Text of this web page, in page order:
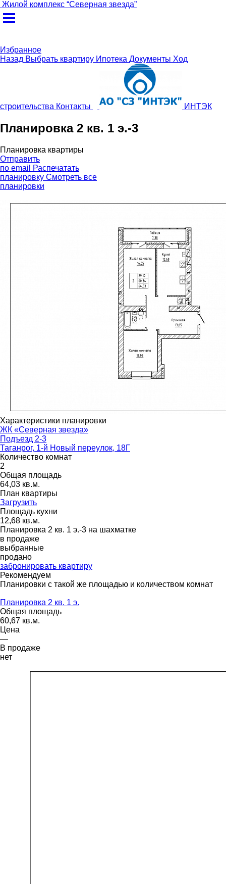
Жилой комплекс “Северная звезда”
Избранное
Назад Выбрать квартиру Ипотека Документы Ход
строительства Контакты ИНТЭК
Планировка 2 кв. 1 э.-3
Планировка квартиры
Отправить
по email
Распечатать
планировку Смотреть все
планировки
Характеристики планировки
ЖК «Северная звезда»
Подъезд 2-3
Таганрог, 1-й Новый переулок, 18Г
Количество комнат
2
Общая площадь
64,03 кв.м.
План квартиры
Загрузить
Площадь кухни
12,68 кв.м.
Планировка 2 кв. 1 э.-3 на шахматке
в продаже
выбранные
продано
забронировать квартиру
Рекомендуем
Планировки с такой же площадью и количеством комнат
Планировка 2 кв. 1 э.
Общая площадь
60,67 кв.м.
Цена
—
В продаже
нет